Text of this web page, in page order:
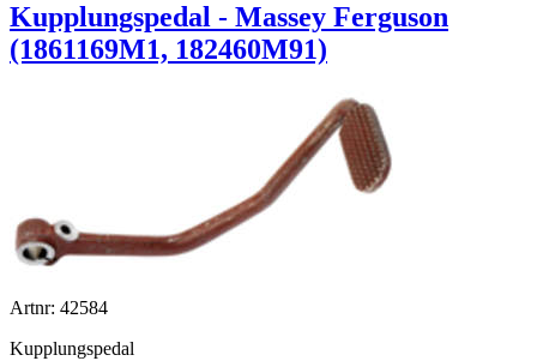
Kupplungspedal - Massey Ferguson
(1861169M1, 182460M91)
Artnr: 42584
Kupplungspedal